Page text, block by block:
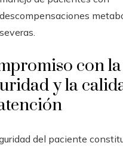
descompensaciones
severas.
con la
y la
del paciente